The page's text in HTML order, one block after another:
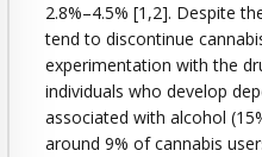
2.8%–4.5% [1,2]. Despite
tend to discontinue
experimentation with the
individuals who develop
associated with alcohol
around 9% of cannabis